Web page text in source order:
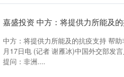
中方：将提供力所能及的抗疫支持 帮
月17日电 (记者 谢雁冰)中国外交部发
提问：非洲....